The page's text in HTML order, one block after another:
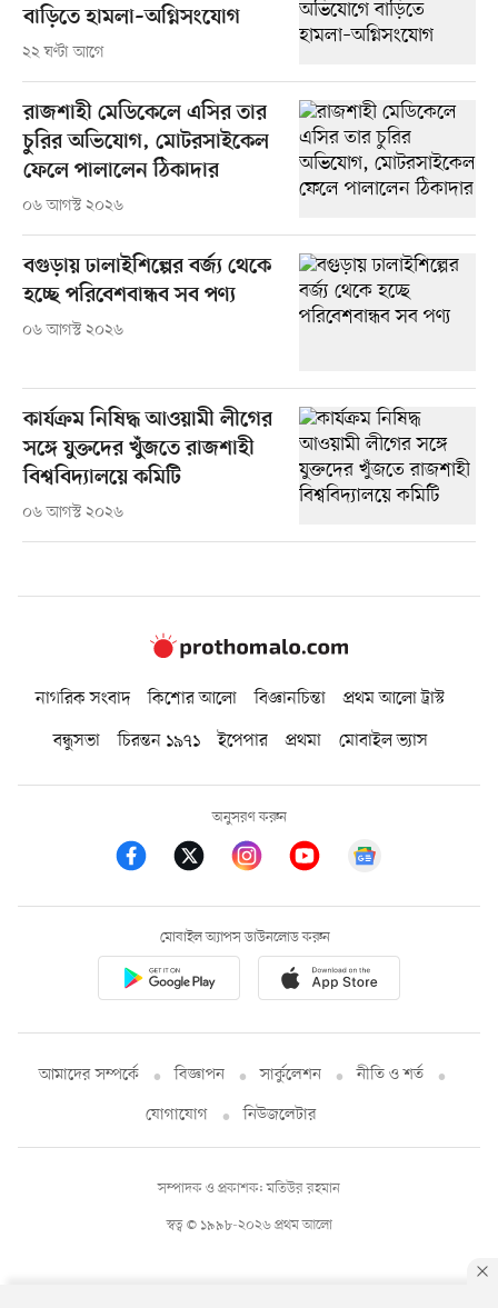
বাড়িতে হামলা–অগ্নিসংযোগ
২২ ঘণ্টা আগে
রাজশাহী মেডিকেলে এসির তার
চুরির অভিযোগ, মোটরসাইকেল
ফেলে পালালেন ঠিকাদার
০৬ আগস্ট ২০২৬
বগুড়ায় ঢালাইশিল্পের বর্জ্য থেকে
হচ্ছে পরিবেশবান্ধব সব পণ্য
০৬ আগস্ট ২০২৬
কার্যক্রম নিষিদ্ধ আওয়ামী লীগের
সঙ্গে যুক্তদের খুঁজতে রাজশাহী
বিশ্ববিদ্যালয়ে কমিটি
০৬ আগস্ট ২০২৬
নাগরিক সংবাদ কিশোর আলো বিজ্ঞানচিন্তা
প্রথম আলো ট্রাস্ট
বন্ধুসভা
চিরন্তন ১৯৭১ ইপেপার প্রথমা মোবাইল ভ্যাস
অনুসরণ করুন
মোবাইল অ্যাপস ডাউনলোড করুন
আমাদের সম্পর্কে বিজ্ঞাপন সার্কুলেশন
নীতি ও শর্ত
যোগাযোগ
নিউজলেটার
স্বত্ব © ১৯৯৮-২০২৬ প্রথম আলো
সম্পাদক ও প্রকাশক: মতিউর রহমান